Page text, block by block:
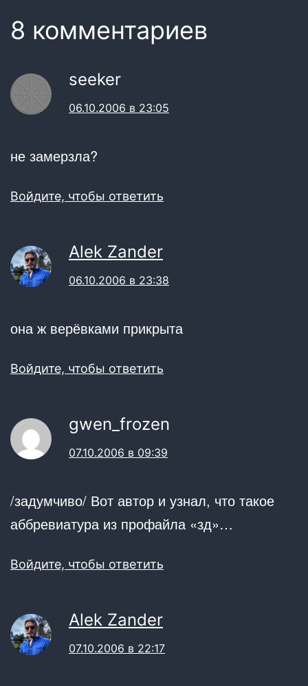
8 комментариев
seeker
06.10.2006 в 23:05
не замерзла?
Войдите, чтобы ответить
Alek Zander
06.10.2006 в 23:38
она ж верёвками прикрыта
Войдите, чтобы ответить
gwen_frozen
07.10.2006 в 09:39
/задумчиво/ Вот автор и узнал, что такое
аббревиатура из профайла «зд»…
Войдите, чтобы ответить
Alek Zander
07.10.2006 в 22:17